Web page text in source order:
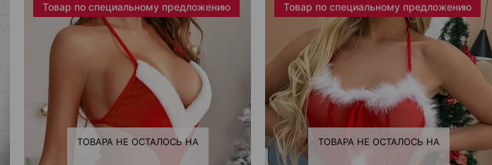
ТОВАРА НЕ ОСТАЛОСЬ НА
Товар по специальному предложению
ТОВАРА НЕ ОСТАЛОСЬ НА
Товар по специальному предложению